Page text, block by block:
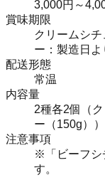
3,000円～
賞味期限
クリームシ
ー：製造日よ
配送形態
常温
内容量
2種各2個（
ー（150g））
注意事項
※「ビーフシ
す。